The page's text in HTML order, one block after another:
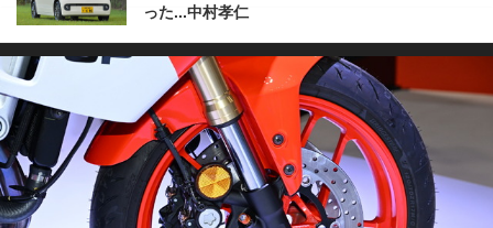
った...中村孝仁